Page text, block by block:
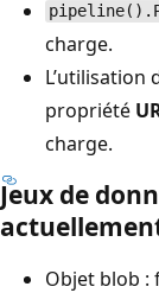
charge.
L’utilisation
propriété
charge.
Jeux de
Objet blob :